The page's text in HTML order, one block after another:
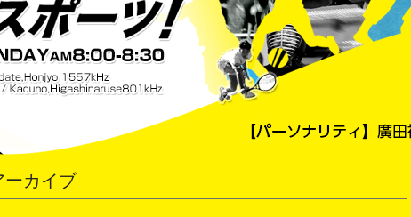
ーカイブ